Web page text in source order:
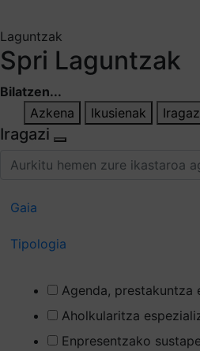
Laguntzak
Spri Laguntzak
Bilatzen...
Azkena
Ikusienak
Iragazi
Gaia
Tipologia
Agenda, prestakuntza
Aholkularitza
Enpresentzako